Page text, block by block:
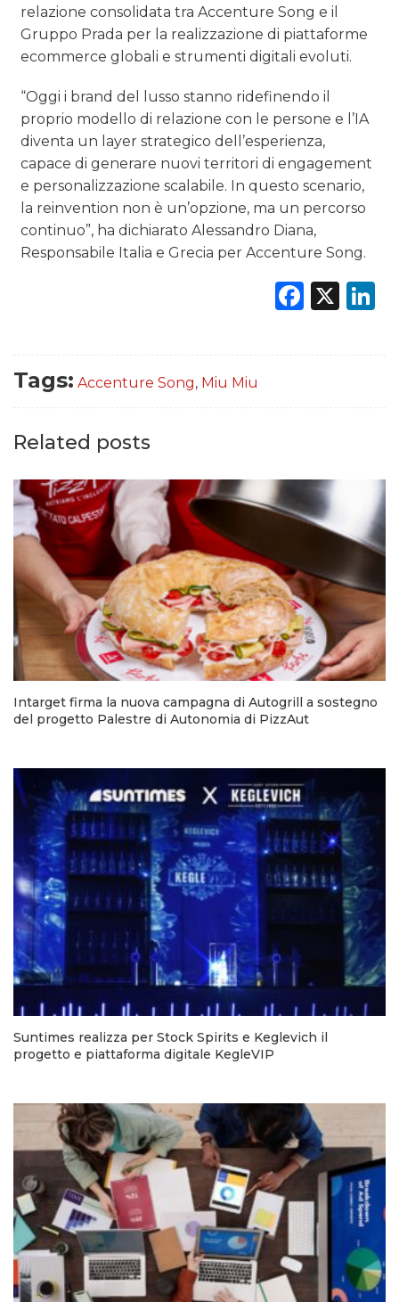
relazione consolidata tra Accenture Song e il
Gruppo Prada per la realizzazione di piattaforme
ecommerce globali e strumenti digitali evoluti.
“Oggi i brand del lusso stanno ridefinendo il
proprio modello di relazione con le persone e l’IA
diventa un layer strategico dell’esperienza,
capace di generare nuovi territori di engagement
e personalizzazione scalabile. In questo scenario,
la reinvention non è un’opzione, ma un percorso
continuo”, ha dichiarato Alessandro Diana,
Responsabile Italia e Grecia per Accenture Song.
X
Tags: Accenture Song, Miu Miu
Related posts
Intarget firma la nuova campagna di Autogrill a sostegno
del progetto Palestre di Autonomia di PizzAut
Suntimes realizza per Stock Spirits e Keglevich il
progetto e piattaforma digitale KegleVIP